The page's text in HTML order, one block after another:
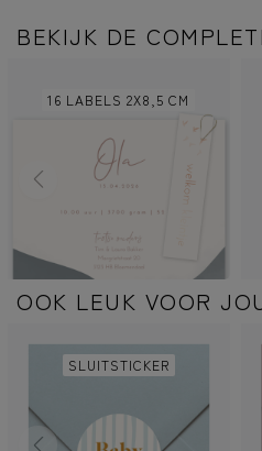
BEKIJK DE
16 LABELS 2X8,5 CM
OOK LEUK VOOR
SLUITSTICKER